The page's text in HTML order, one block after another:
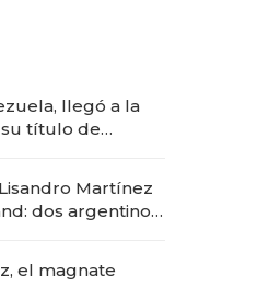
llegó a la
título de
premium"Martínez
dos argentinos
el magnate